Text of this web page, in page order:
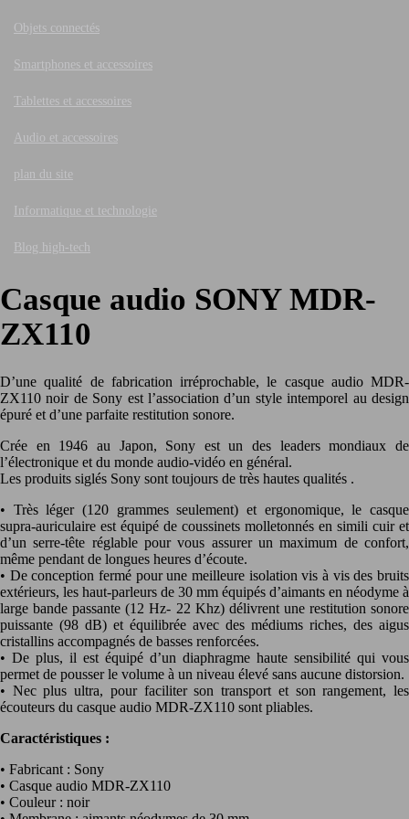
Objets connectés
Smartphones et accessoires
Tablettes et accessoires
Audio et accessoires
plan du site
Informatique et technologie
Blog high-tech
Casque audio SONY MDR-
ZX110
D’une qualité de fabrication irréprochable, le casque audio MDR-
ZX110 noir de Sony est l’association d’un style intemporel au design
épuré et d’une parfaite restitution sonore.
Crée en 1946 au Japon, Sony est un des leaders mondiaux de
l’électronique et du monde audio-vidéo en général.
Les produits siglés Sony sont toujours de très hautes qualités .
• Très léger (120 grammes seulement) et ergonomique, le casque
supra-auriculaire est équipé de coussinets molletonnés en simili cuir et
d’un serre-tête réglable pour vous assurer un maximum de confort,
même pendant de longues heures d’écoute.
• De conception fermé pour une meilleure isolation vis à vis des bruits
extérieurs, les haut-parleurs de 30 mm équipés d’aimants en néodyme à
large bande passante (12 Hz- 22 Khz) délivrent une restitution sonore
puissante (98 dB) et équilibrée avec des médiums riches, des aigus
cristallins accompagnés de basses renforcées.
• De plus, il est équipé d’un diaphragme haute sensibilité qui vous
permet de pousser le volume à un niveau élevé sans aucune distorsion.
• Nec plus ultra, pour faciliter son transport et son rangement, les
écouteurs du casque audio MDR-ZX110 sont pliables.
Caractéristiques :
• Fabricant : Sony
• Casque audio MDR-ZX110
• Couleur : noir